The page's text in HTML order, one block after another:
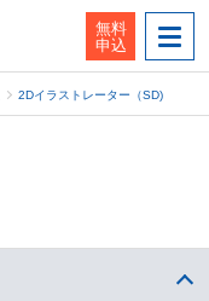
無料
申込
2Dイラストレーター（SD)